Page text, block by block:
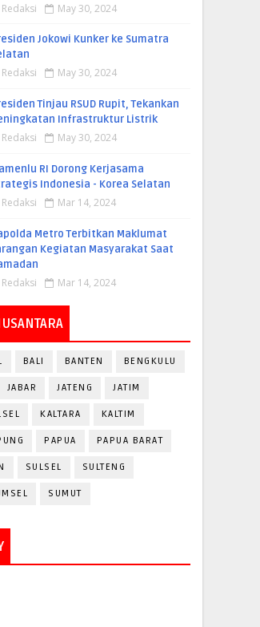
Redaksi May 30, 2024
Jokowi Kunker ke Sumatra
Redaksi May 30, 2024
Tinjau RSUD Rupit, Tekankan
Infrastruktur Listrik
Redaksi May 30, 2024
RI Dorong Kerjasama
Indonesia - Korea Selatan
Redaksi Mar 14, 2024
Metro Terbitkan Maklumat
Kegiatan Masyarakat Saat
Redaksi Mar 14, 2024
BALI BANTEN BENGKULU
JABAR JATENG JATIM
KALTARA KALTIM
PAPUA PAPUA BARAT
SULSEL SULTENG
SUMUT